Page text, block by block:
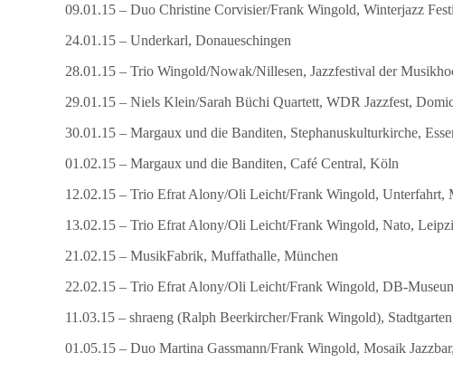
09.01.15 – Duo Christine Corvisier/Frank Wingold, Winterjazz
24.01.15 – Underkarl, Donaueschingen
28.01.15 – Trio Wingold/Nowak/Nillesen, Jazzfestival der
29.01.15 – Niels Klein/Sarah Büchi Quartett, WDR Jazzfest,
30.01.15 – Margaux und die Banditen, Stephanuskulturkirche,
01.02.15 – Margaux und die Banditen, Café Central, Köln
12.02.15 – Trio Efrat Alony/Oli Leicht/Frank Wingold, Unterfahrt,
13.02.15 – Trio Efrat Alony/Oli Leicht/Frank Wingold, Nato,
21.02.15 – MusikFabrik, Muffathalle, München
22.02.15 – Trio Efrat Alony/Oli Leicht/Frank Wingold, DB-
11.03.15 – shraeng (Ralph Beerkircher/Frank Wingold),
01.05.15 – Duo Martina Gassmann/Frank Wingold, Mosaik